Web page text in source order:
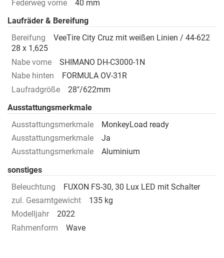
Federweg vorne
40 mm
Laufräder & Bereifung
Bereifung
VeeTire City Cruz mit weißen Linien / 44-622
28 x 1,625
Nabe vorne
SHIMANO DH-C3000-1N
Nabe hinten
FORMULA OV-31R
Laufradgröße
28"/622mm
Ausstattungsmerkmale
Ausstattungsmerkmale
MonkeyLoad ready
Ausstattungsmerkmale
Ja
Ausstattungsmerkmale
Aluminium
sonstiges
Beleuchtung
FUXON FS-30, 30 Lux LED mit Schalter
zul. Gesamtgewicht
135 kg
Modelljahr
2022
Rahmenform
Wave